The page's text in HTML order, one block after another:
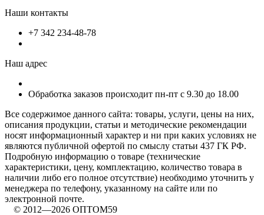
Наши контакты
+7 342 234-48-78
Наш адрес
Обработка заказов происходит пн-пт с 9.30 до 18.00
Все содержимое данного сайта: товары, услуги, цены на них,
описания продукции, статьи и методические рекомендации
носят информационный характер и ни при каких условиях не
являются публичной офертой по смыслу статьи 437 ГК РФ.
Подробную информацию о товаре (технические
характеристики, цену, комплектацию, количество товара в
наличии либо его полное отсутствие) необходимо уточнить у
менеджера по телефону, указанному на сайте или по
электронной почте.
© 2012—2026 ОПТОМ59